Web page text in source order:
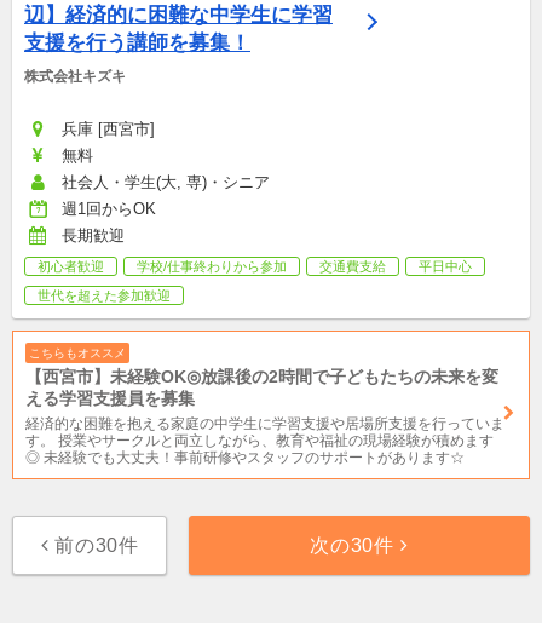
辺】経済的に困難な中学生に学習
支援を行う講師を募集！
株式会社キズキ
兵庫 [西宮市]
無料
社会人・学生(大, 専)・シニア
週1回からOK
長期歓迎
初心者歓迎 学校/仕事終わりから参加 交通費支給
平日中心
世代を超えた参加歓迎
こちらもオススメ
【西宮市】未経験OK◎放課後の2時間で子どもたちの未来を変
える学習支援員を募集
経済的な困難を抱える家庭の中学生に学習支援や居場所支援を行っていま
す。 授業やサークルと両立しながら、教育や福祉の現場経験が積めます
◎ 未経験でも大丈夫！事前研修やスタッフのサポートがあります☆
前の30件 次の30件